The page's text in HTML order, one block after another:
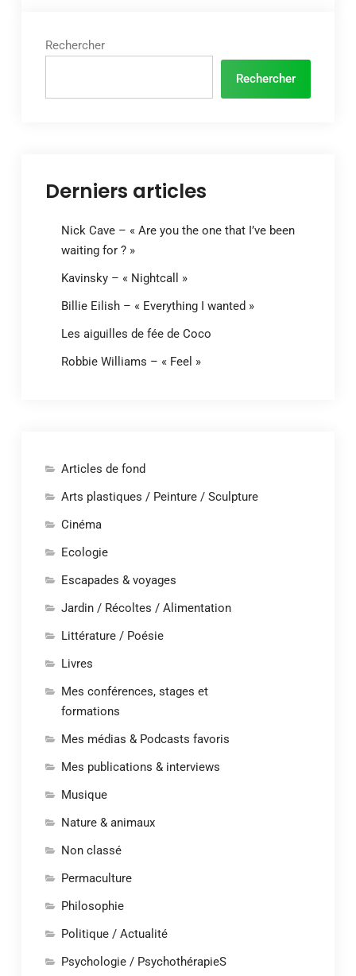
Rechercher
Rechercher
Derniers articles
Nick Cave – « Are you the one that I’ve been
waiting for ? »
Kavinsky – « Nightcall »
Billie Eilish – « Everything I wanted »
Les aiguilles de fée de Coco
Robbie Williams – « Feel »
Articles de fond
Arts plastiques / Peinture / Sculpture
Cinéma
Ecologie
Escapades & voyages
Jardin / Récoltes / Alimentation
Littérature / Poésie
Livres
Mes conférences, stages et
formations
Mes médias & Podcasts favoris
Mes publications & interviews
Musique
Nature & animaux
Non classé
Permaculture
Philosophie
Politique / Actualité
Psychologie / PsychothérapieS